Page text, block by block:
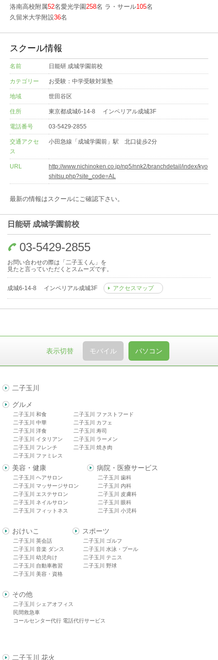
洛南高校附属52名愛光学園258名 ラ・サール105名
久留米大学附設36名
スクール情報
名前 日能研 成城学園前校
カテゴリー お受験：中学受験対策塾
地域 世田谷区
住所 東京都成城6-14-8 インペリアル成城3F
電話番号 03-5429-2855
交通アクセ
ス
小田急線「成城学園前」駅 北口徒歩2分
URL
http://www.nichinoken.co.jp/np5/nnk2/branchdetail/index/kyo
shitsu.php?site_code=AL
最新の情報はスクールにご確認下さい。
日能研 成城学園前校
03-5429-2855
お問い合わせの際は「二子玉くん」を
見たと言っていただくとスムーズです。
成城6-14-8 インペリアル成城3F アクセスマップ
表示切替 モバイル パソコン
二子玉川
グルメ
二子玉川 和食
二子玉川 中華
二子玉川 洋食
二子玉川 イタリアン
二子玉川 フレンチ
二子玉川 ファミレス
二子玉川 ファストフード
二子玉川 カフェ
二子玉川 寿司
二子玉川 ラーメン
二子玉川 焼き肉
美容・健康
二子玉川 ヘアサロン
二子玉川 マッサージサロン
二子玉川 エステサロン
二子玉川 ネイルサロン
二子玉川 フィットネス
病院・医療サービス
二子玉川 歯科
二子玉川 内科
二子玉川 皮膚科
二子玉川 眼科
二子玉川 小児科
おけいこ
二子玉川 英会話
二子玉川 音楽 ダンス
二子玉川 幼児向け
二子玉川 自動車教習
二子玉川 美容・資格
スポーツ
二子玉川 ゴルフ
二子玉川 水泳・プール
二子玉川 テニス
二子玉川 野球
その他
二子玉川 シェアオフィス
民間救急車
コールセンター代行 電話代行サービス
二子玉川 花火